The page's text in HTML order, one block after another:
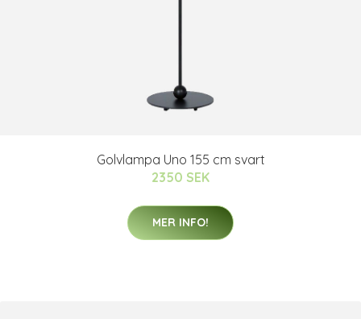
Golvlampa Uno 155 cm svart
2350 SEK
MER INFO!